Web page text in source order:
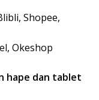
Shopee,
Okeshop
hape dan tablet